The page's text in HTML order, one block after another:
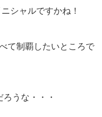
シャルですかね！
て制覇したいところで
うな・・・